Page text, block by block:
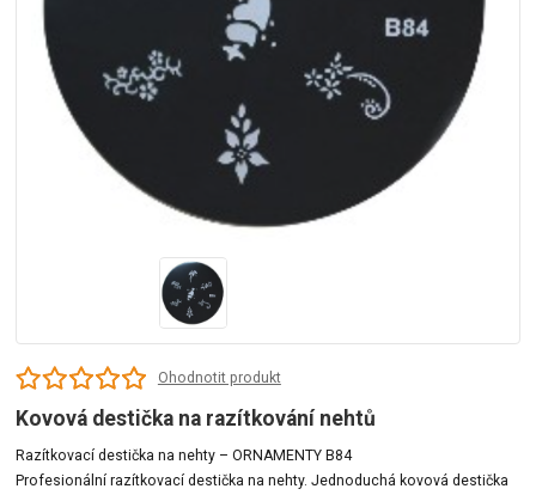
Ohodnotit produkt
Kovová destička na razítkování nehtů
Razítkovací destička na nehty – ORNAMENTY B84
Profesionální razítkovací destička na nehty. Jednoduchá kovová destička